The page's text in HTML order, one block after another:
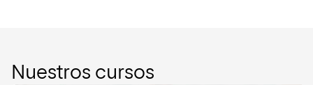
Nuestros cursos